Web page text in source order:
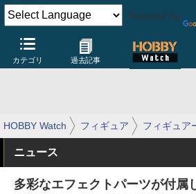
Powered by
カテゴリ 過去記事
HOBBY Watch フィギュア フィギュア
ニュース
多彩なエフェクトパーツが付属